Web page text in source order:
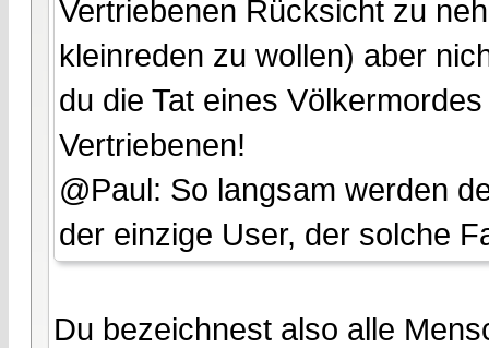
Vertriebenen Rücksicht zu
kleinreden zu wollen) aber
du die Tat eines
Vertriebenen!
@Paul: So langsam werden
der einzige User, der solche
Du bezeichnest also alle